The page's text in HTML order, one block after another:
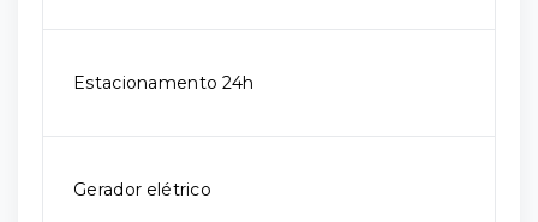
Estacionamento 24h
Gerador elétrico